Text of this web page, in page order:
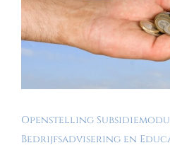
Openstelling
Bedrijfsadvisering en